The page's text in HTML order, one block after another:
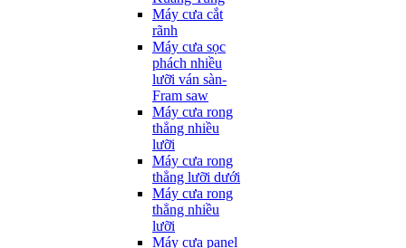
Máy cưa cắt
rãnh
Máy cưa sọc
phách nhiều
lưỡi ván sàn-
Fram saw
Máy cưa rong
thẳng nhiều
lưỡi
Máy cưa rong
thẳng lưỡi dưới
Máy cưa rong
thẳng nhiều
lưỡi
Máy cưa panel